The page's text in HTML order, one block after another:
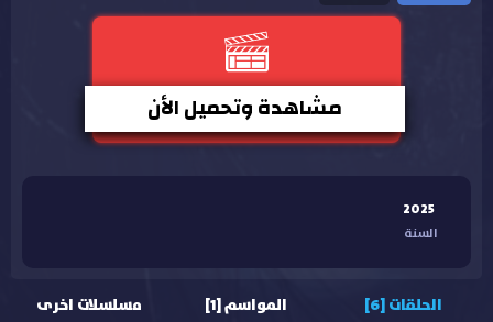
مشاهدة وتحميل الأن
2025
السنة
الحلقات [6] المواسم [1] مسلسلات اخرى